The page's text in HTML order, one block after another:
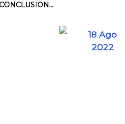
CONCLUSION...
18 Ago
2022